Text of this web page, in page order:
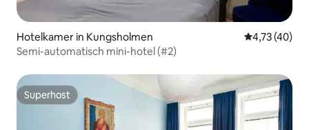
Hotelkamer in Kungsholmen Gemiddelde
4,73 (40)
Semi-automatisch mini-hotel (#2)
Superhost
Superhost